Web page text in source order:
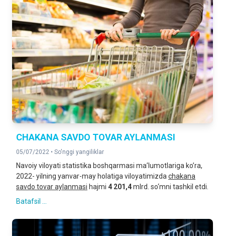
CHAKANA SAVDO TOVAR AYLANMASI
05/07/2022 • So'nggi yangiliklar
Navoiy viloyati statistika boshqarmasi maʼlumotlariga koʼra,
2022- yilning yanvar-may holatiga viloyatimizda chakana
savdo tovar aylanmasi hajmi 4 201,4mlrd. so‘mni tashkil etdi.
Batafsil ...